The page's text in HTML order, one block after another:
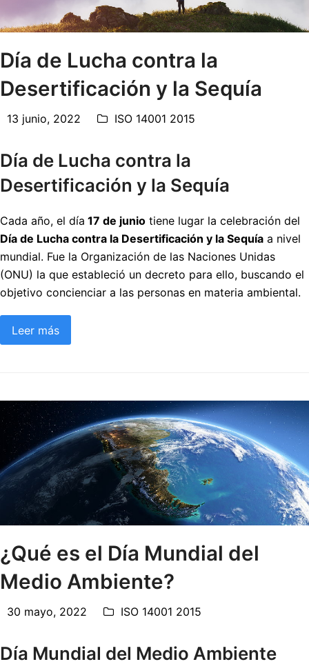
Día de Lucha contra la
Desertificación y la Sequía
13 junio, 2022 ISO 14001 2015
Día de Lucha contra la
Desertificación y la Sequía
Cada año, el día 17 de junio tiene lugar la celebración del
Día de Lucha contra la Desertificación y la Sequía a nivel
mundial. Fue la Organización de las Naciones Unidas
(ONU) la que estableció un decreto para ello, buscando el
objetivo concienciar a las personas en materia ambiental.
Leer más
¿Qué es el Día Mundial del
Medio Ambiente?
30 mayo, 2022 ISO 14001 2015
Día Mundial del Medio Ambiente